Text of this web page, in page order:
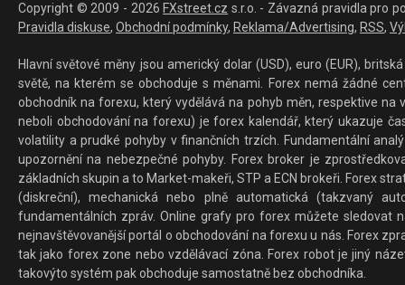
Copyright © 2009 - 2026 FXstreet.cz s.r.o. - Závazná pravidla pro
Pravidla diskuse, Obchodní podmínky, Reklama/Advertising, RSS,
Hlavní světové měny jsou americký dolar (USD), euro (EUR),
světě, na kterém se obchoduje s měnami. Forex nemá žádné
obchodník na forexu, který vydělává na pohyb měn, respektive
neboli obchodování na forexu) je forex kalendář, který ukazuje
volatility a prudké pohyby v finančních trzích. Fundamentální
upozornění na nebezpečné pohyby. Forex broker je
základních skupin a to Market-makeři, STP a ECN brokeři. Forex
(diskreční), mechanická nebo plně automatická (takzvaný
fundamentálních zpráv. Online grafy pro forex můžete sledovat
nejnavštěvovanější portál o obchodování na forexu u nás. Forex
tak jako forex zone nebo vzdělávací zóna. Forex robot je jiný
takovýto systém pak obchoduje samostatně bez obchodníka.